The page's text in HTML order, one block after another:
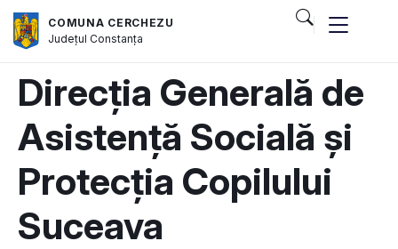
COMUNA CERCHEZU
JudețulConstanța
Direcția Generală de
Asistență Socială și
Protecția Copilului
Suceava